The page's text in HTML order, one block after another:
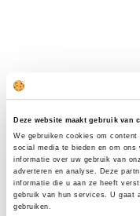
Deze website maakt gebruik van
We gebruiken cookies om
social media te bieden en om
informatie over uw gebruik van
adverteren en analyse. Deze
informatie die u aan ze heeft
gebruik van hun services. U gaat
gebruiken.